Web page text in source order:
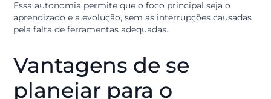
Isso inclui:
Comprar toda a lista de materiais à vista para
Adquirir um novo computador ou tablet que
suporte os programas necessários para o curso;
Pagar por cursos de extensão ou certificações